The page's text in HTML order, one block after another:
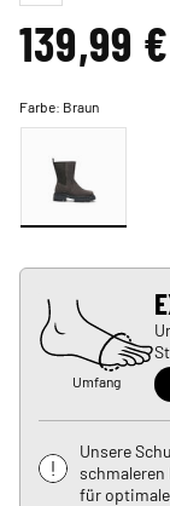
139,99 €
Farbe: Braun
Umfang
Unsere
schmaleren
für